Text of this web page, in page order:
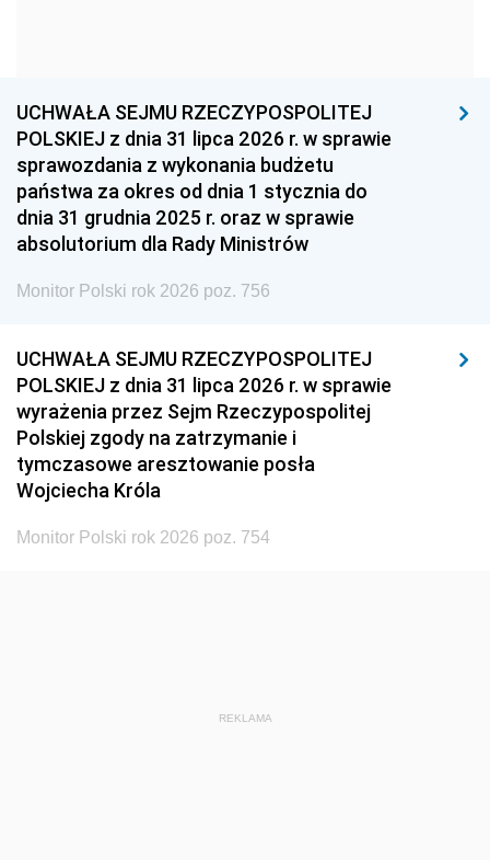
1939 1938 1937
1936 1930
UCHWAŁA SEJMU RZECZYPOSPOLITEJ
POLSKIEJ z dnia 31 lipca 2026 r. w sprawie
sprawozdania z wykonania budżetu
państwa za okres od dnia 1 stycznia do
dnia 31 grudnia 2025 r. oraz w sprawie
absolutorium dla Rady Ministrów
Monitor Polski rok 2026 poz. 756
UCHWAŁA SEJMU RZECZYPOSPOLITEJ
POLSKIEJ z dnia 31 lipca 2026 r. w sprawie
wyrażenia przez Sejm Rzeczypospolitej
Polskiej zgody na zatrzymanie i
tymczasowe aresztowanie posła
Wojciecha Króla
Monitor Polski rok 2026 poz. 754
REKLAMA